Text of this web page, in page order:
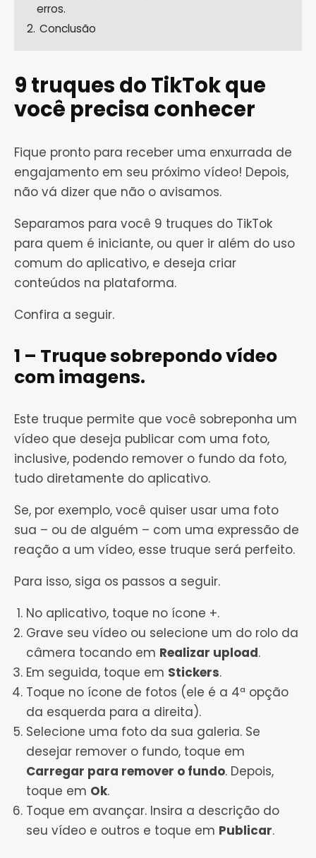
erros.
2. Conclusão
9 truques do TikTok que
você precisa conhecer
Fique pronto para receber uma enxurrada de
engajamento em seu próximo vídeo! Depois,
não vá dizer que não o avisamos.
Separamos para você 9 truques do TikTok
para quem é iniciante, ou quer ir além do uso
comum do aplicativo, e deseja criar
conteúdos na plataforma.
Confira a seguir.
1 – Truque sobrepondo vídeo
com imagens.
Este truque permite que você sobreponha um
vídeo que deseja publicar com uma foto,
inclusive, podendo remover o fundo da foto,
tudo diretamente do aplicativo.
Se, por exemplo, você quiser usar uma foto
sua – ou de alguém – com uma expressão de
reação a um vídeo, esse truque será perfeito.
Para isso, siga os passos a seguir.
No aplicativo, toque no ícone +.
Grave seu vídeo ou selecione um do rolo da
câmera tocando em Realizar upload.
Em seguida, toque em Stickers.
Toque no ícone de fotos (ele é a 4ª opção
da esquerda para a direita).
Selecione uma foto da sua galeria. Se
desejar remover o fundo, toque em
Carregar para remover o fundo. Depois,
toque em Ok.
Toque em avançar. Insira a descrição do
seu vídeo e outros e toque em Publicar.